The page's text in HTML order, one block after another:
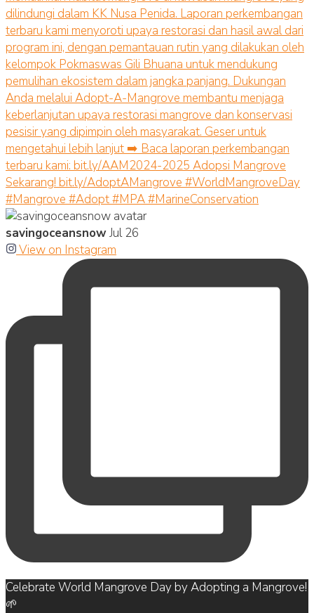
savingoceansnowJul 26
View on Instagram
Celebrate World Mangrove Day by Adopting a Mangrove!
🌱